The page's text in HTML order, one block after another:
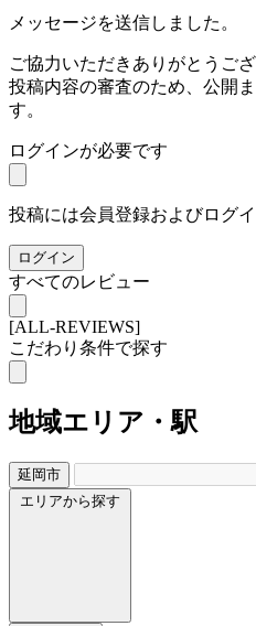
メッセージを送信しました。
ご協力いただきありがとうござ
投稿内容の審査のため、公開
す。
ログインが必要です
投稿には会員登録およびログ
ログイン
すべてのレビュー
[ALL-REVIEWS]
こだわり条件で探す
地域エリア・駅
延岡市
エリアから探す